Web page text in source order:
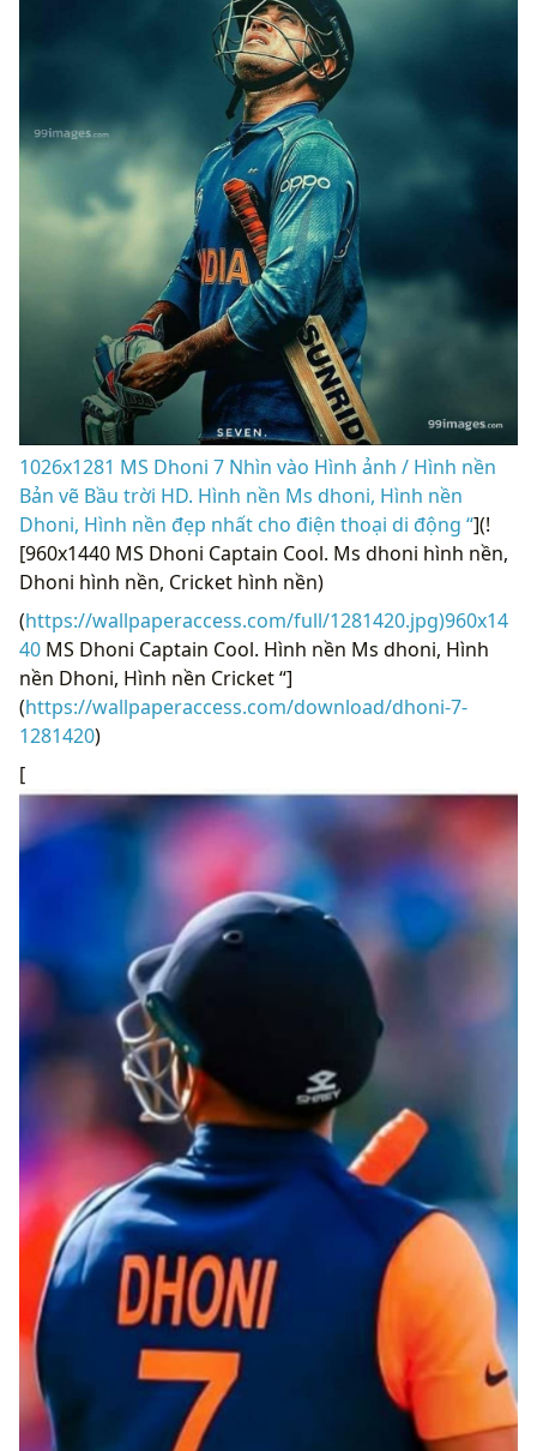
1026x1281 MS Dhoni 7 Nhìn vào Hình ảnh / Hình nền
Bản vẽ Bầu trời HD. Hình nền Ms dhoni, Hình nền
Dhoni, Hình nền đẹp nhất cho điện thoại di động “](!
[960x1440 MS Dhoni Captain Cool. Ms dhoni hình nền,
Dhoni hình nền, Cricket hình nền)
(https://wallpaperaccess.com/full/1281420.jpg)960x14
40 MS Dhoni Captain Cool. Hình nền Ms dhoni, Hình
nền Dhoni, Hình nền Cricket “]
(https://wallpaperaccess.com/download/dhoni-7-
1281420)
[